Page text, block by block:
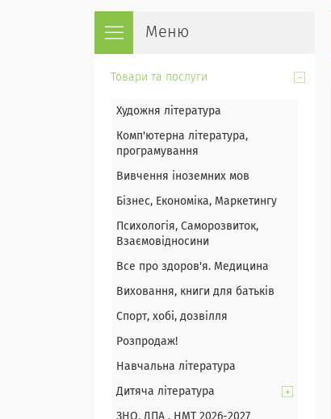
Товари та послуги
Художня література
Комп'ютерна література,
програмування
Вивчення іноземних мов
Бізнес, Економіка, Маркетингу
Психологія, Саморозвиток,
Взаємовідносини
Все про здоров'я. Медицина
Виховання, книги для батьків
Спорт, хобі, дозвілля
Розпродаж!
Навчальна література
Дитяча література
ЗНО, ДПА , НМТ 2026-2027